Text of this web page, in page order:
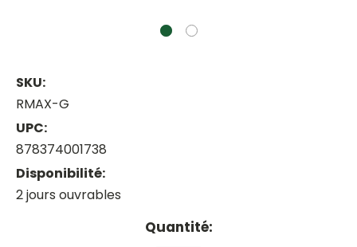
SKU:
RMAX-G
UPC:
878374001738
Disponibilité:
2 jours ouvrables
Quantité: